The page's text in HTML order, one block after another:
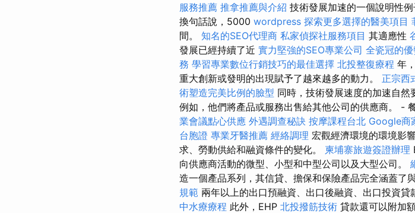
服務推薦 推拿推薦與介紹 技術發展加速的一個說明性
換句話說，5000 wordpress 探索更多選擇的醫美項目
間。 知名的SEO代理商 私家偵探社服務項目 其適應性
發展已經持續了近 實力堅強的SEO專業公司 全瓷冠的
務 學習專業數位行銷技巧的最佳選擇 北投整復療程 年
重大創新或發明的出現賦予了越來越多的動力。 正宗西
術塑造完美比例的臉型 同時，技術發展速度的加速自然
例如，他們將產品或服務出售給其他公司的供應商。 -
業會議點心供應 外遇調查秘訣 按摩課程台北 Google商
台胞證 專業牙醫推薦 經絡調理 宏觀經濟環境的環境影
求、勞動供給和融資條件的變化。 柬埔寨旅遊簽證辦理
向供應商活動的微型、小型和中型公司以及大型公司。
造一個產品系列，其信貸、擔保和保險產品完全涵蓋了
規範 兩年以上的出口預融資、出口後融資、出口投資
中水療療程 此外，EHP 北投撥筋技術 貸款還可以附加